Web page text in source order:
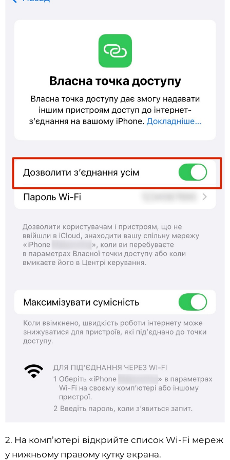
2. На комп’ютері відкрийте список Wi-Fi мереж
у нижньому правому кутку екрана.